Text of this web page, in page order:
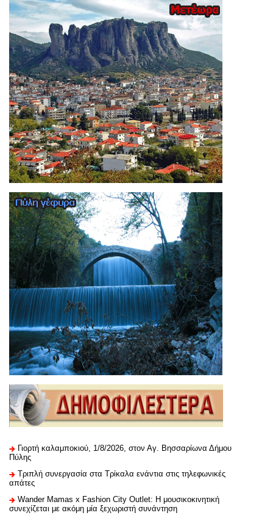
Γιορτή καλαμποκιού, 1/8/2026, στον Αγ. Βησσαρίωνα Δήμου
Πύλης
Τριπλή συνεργασία στα Τρίκαλα ενάντια στις τηλεφωνικές
απάτες
Wander Mamas x Fashion City Outlet: Η μουσικοκινητική
συνεχίζεται με ακόμη μία ξεχωριστή συνάντηση